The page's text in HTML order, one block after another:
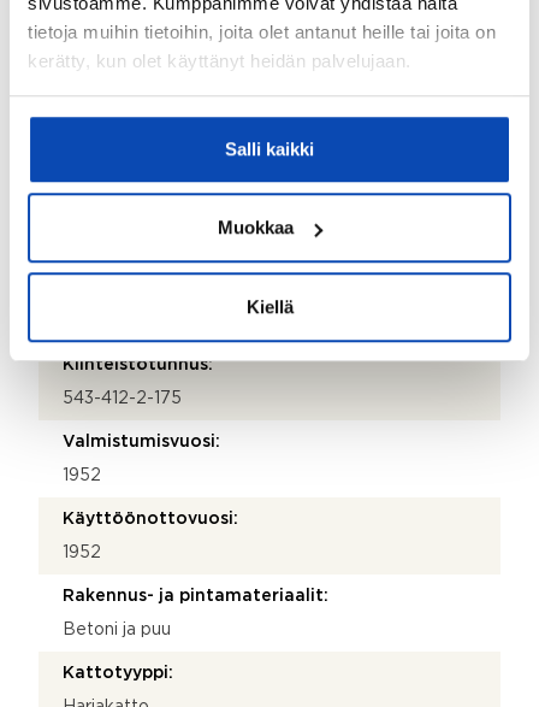
tietoja muihin tietoihin, joita olet antanut heille tai joita on
kerätty, kun olet käyttänyt heidän palvelujaan.
Salli kaikki
Muokkaa
Kiellä
Ei
Kiinteistötunnus:
543-412-2-175
Valmistumisvuosi:
1952
Käyttöönottovuosi:
1952
Rakennus- ja pintamateriaalit:
Betoni ja puu
Kattotyyppi: